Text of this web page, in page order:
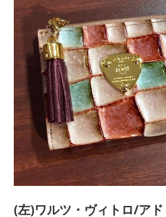
(左)ワルツ・ヴィトロ/ア